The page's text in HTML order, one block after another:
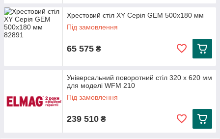
Хрестовий стіл XY Серія GEM 500x180 мм
Під замовлення
65 575 ₴
Універсальний поворотний стіл 320 х 620 мм
для моделі WFM 210
Під замовлення
239 510 ₴